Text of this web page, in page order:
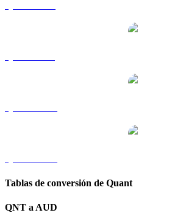
Tablas de conversión de Quant
QNT a AUD